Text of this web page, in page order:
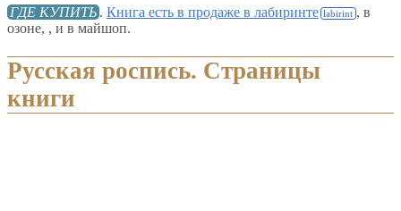
ГДЕ КУПИТЬ . Книга есть в продаже в лабиринте
, в
озоне, , и в майшоп.
Русская роспись. Страницы
книги